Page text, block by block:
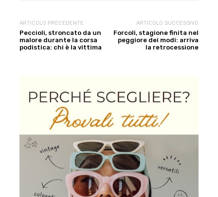
ARTICOLO PRECEDENTE
Peccioli, stroncato da un
malore durante la corsa
podistica: chi è la vittima
ARTICOLO SUCCESSIVO
Forcoli, stagione finita nel
peggiore dei modi: arriva
la retrocessione